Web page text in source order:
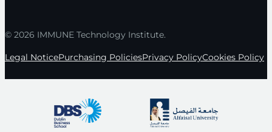
© 2026 IMMUNE Technology Institute.
Legal NoticePurchasing PoliciesPrivacy PolicyCookies Policy